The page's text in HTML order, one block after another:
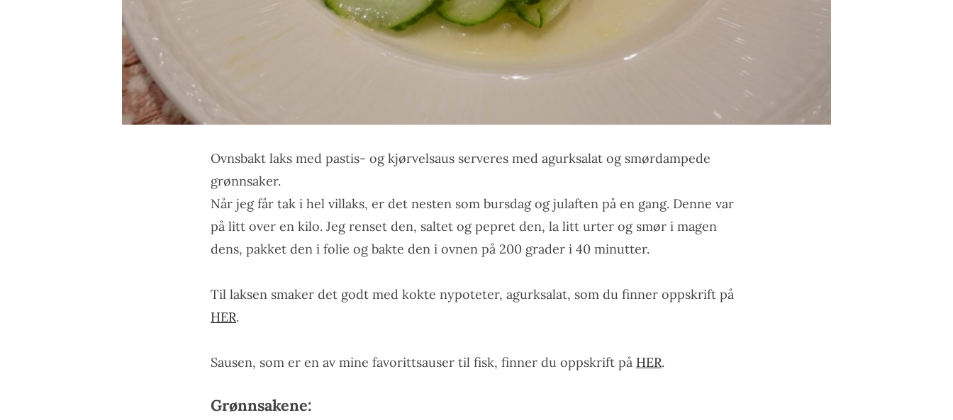
Ovnsbakt laks med pastis- og kjørvelsaus serveres med agurksalat og smørdampede
grønnsaker.
Når jeg får tak i hel villaks, er det nesten som bursdag og julaften på en gang. Denne var
på litt over en kilo. Jeg renset den, saltet og pepret den, la litt urter og smør i magen
dens, pakket den i folie og bakte den i ovnen på 200 grader i 40 minutter.
Til laksen smaker det godt med kokte nypoteter, agurksalat, som du finner oppskrift på
HER.
Sausen, som er en av mine favorittsauser til fisk, finner du oppskrift på HER.
Grønnsakene: